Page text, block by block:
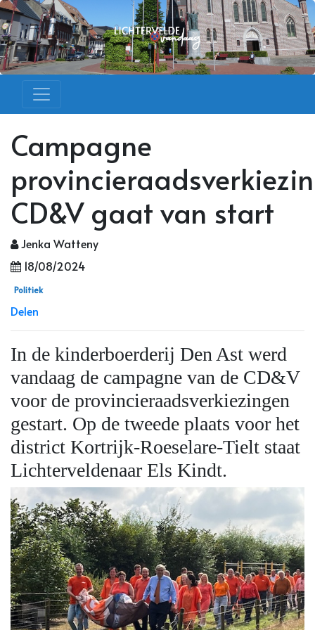
Campagne
CD&V gaat van start
Jenka Watteny
18/08/2024
Politiek
Delen
In de kinderboerderij Den Ast werd
vandaag de campagne van de CD&V
voor de provincieraadsverkiezingen
gestart. Op de tweede plaats voor het
district Kortrijk-Roeselare-Tielt staat
Lichterveldenaar Els Kindt.